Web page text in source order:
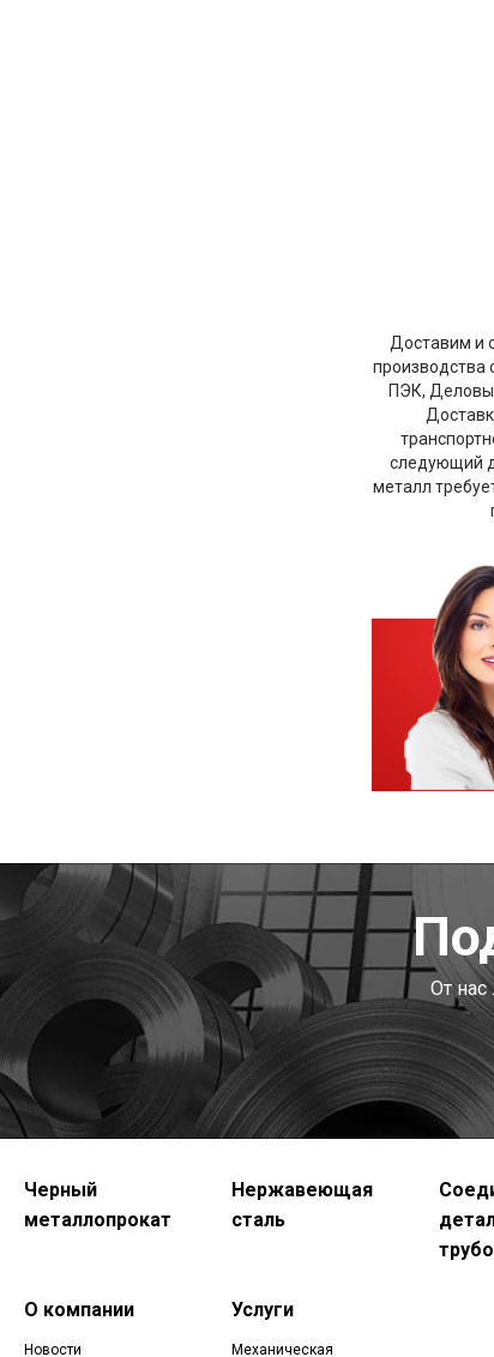
Доставим и
производства
ПЭК,
следующий
металл
От
Черный
металлопрокат
Нержавеющая
сталь
О компании
Новости
Услуги
Механическая